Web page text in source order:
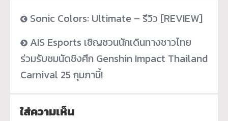
Sonic Colors: Ultimate – รีวิว [REVIEW]
AIS Esports เชิญชวนนักเดินทางชาวไทย
ร่วมรับชมนัดชิงศึก Genshin Impact Thailand
Carnival 25 กุมภานี้!
ใส่ความเห็น